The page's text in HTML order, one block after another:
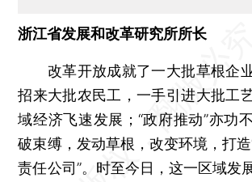
浙江省发展和改革研究所所长
改革开放成就了一大批草根企
招来大批农民工，一手引进大批工
域经济飞速发展；“政府推动”亦功
破束缚，发动草根，改变环境，打
责任公司”。时至今日，这一区域发